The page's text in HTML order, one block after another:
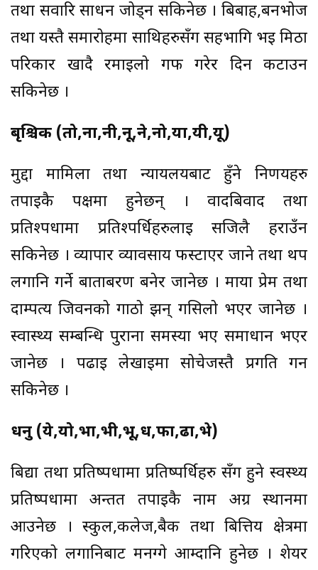
तथा सवारि साधन जोड्न सकिनेछ । बिबाह,बनभोज
तथा यस्तै समारोहमा साथिहरुसँग सहभागि भई मिठा
परिकार खादै रमाईलो गफ गरेर दिन कटाउन
सकिनेछ ।
बृश्चिक (तो,ना,नी,नू,ने,नो,या,यी,यू)
मुद्दा मामिला तथा न्यायलयबाट हुँने निर्णयहरु
तपाईकै पक्षमा हुनेछन् । वादबिवाद तथा
प्रतिश्पर्धामा प्रतिश्पर्धिहरुलाई सजिलै हराउँन
सकिनेछ । व्यापार व्यावसाय फस्टाएर जाने तथा थप
लगानि गर्ने बाताबरण बनेर जानेछ । माया प्रेम तथा
दाम्पत्य जिवनको गाठो झन् गसिलो भएर जानेछ ।
स्वास्थ्य सम्बन्धि पुराना समस्या भए समाधान भएर
जानेछ । पढाई लेखाईमा सोचेजस्तै प्रगति गर्न
सकिनेछ ।
धनु (ये,यो,भा,भी,भू,ध,फा,ढा,भे)
बिद्या तथा प्रतिष्पर्धामा प्रतिष्पर्धिहरु सँग हुने स्वस्थ्य
प्रतिष्पर्धामा अन्तत तपाईकै नाम अग्र स्थानमा
आउनेछ । स्कुल,कलेज,बैक तथा बित्तिय क्षेत्रमा
गरिएको लगानिबाट मनग्गे आम्दानि हुनेछ । शेयर